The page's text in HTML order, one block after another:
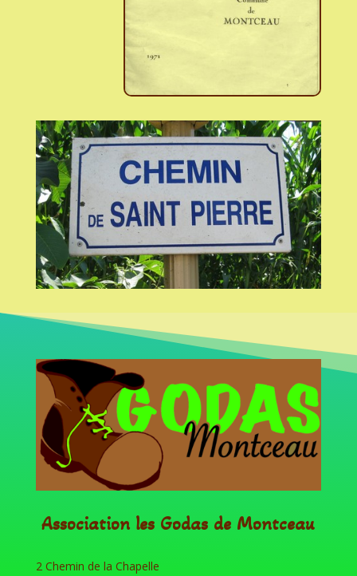
Association les Godas de Montceau
2 Chemin de la Chapelle